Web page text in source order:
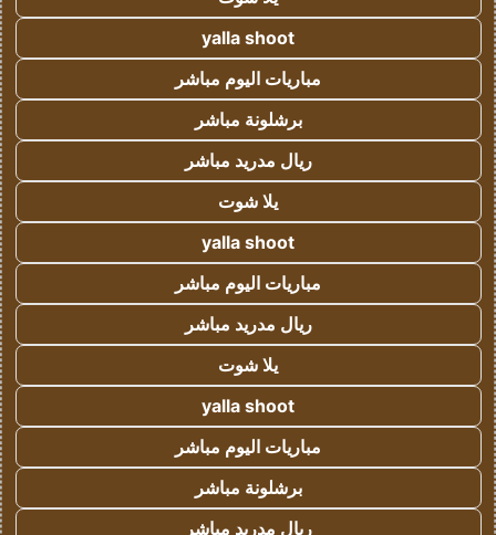
yalla shoot
مباريات اليوم مباشر
برشلونة مباشر
ريال مدريد مباشر
يلا شوت
yalla shoot
مباريات اليوم مباشر
ريال مدريد مباشر
يلا شوت
yalla shoot
مباريات اليوم مباشر
برشلونة مباشر
ريال مدريد مباشر